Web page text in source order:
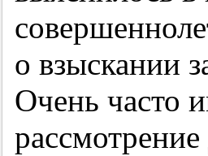
о взыскании
Очень часто
рассмотрение